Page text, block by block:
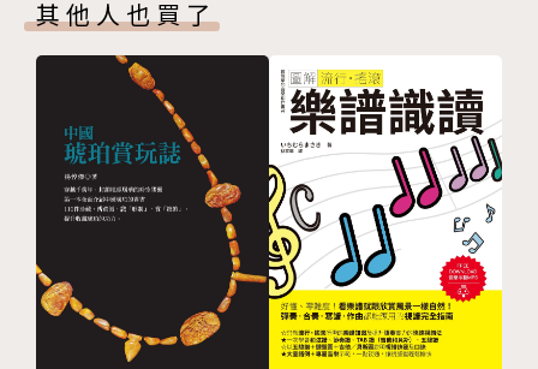
為了可以讓您更快速掌握餐桌布置訣竅，作者甚至還整
理出從企劃發想到布置完成的「餐桌配置的十道法
則」，只要記住這十道法則，就能掌握八成左右的餐桌
布置。
一讀就懂的知識與技法，輕輕鬆鬆就能布置出理想的餐
桌。
作者簡介
餐桌裝飾品
Column 1 關於銀器的上茶
餐桌花藝的作用和尺寸
餐桌花藝的基本造型１：圓球型
餐桌花藝的基本造型２：水平型
配置技巧１：重複
餐桌布置基本功
私人空間和公用空間
半正式晚餐布置
其他人也買了